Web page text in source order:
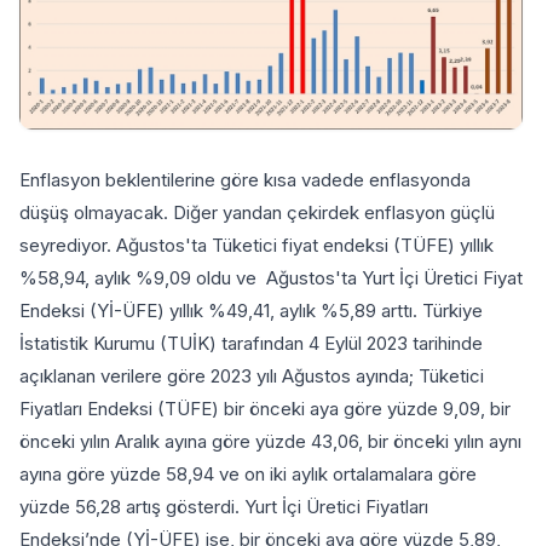
Enflasyon beklentilerine göre kısa vadede enflasyonda
düşüş olmayacak. Diğer yandan çekirdek enflasyon güçlü
seyrediyor. Ağustos'ta Tüketici fiyat endeksi (TÜFE) yıllık
%58,94, aylık %9,09 oldu ve Ağustos'ta Yurt İçi Üretici Fiyat
Endeksi (Yİ-ÜFE) yıllık %49,41, aylık %5,89 arttı. Türkiye
İstatistik Kurumu (TUİK) tarafından 4 Eylül 2023 tarihinde
açıklanan verilere göre 2023 yılı Ağustos ayında; Tüketici
Fiyatları Endeksi (TÜFE) bir önceki aya göre yüzde 9,09, bir
önceki yılın Aralık ayına göre yüzde 43,06, bir önceki yılın aynı
ayına göre yüzde 58,94 ve on iki aylık ortalamalara göre
yüzde 56,28 artış gösterdi. Yurt İçi Üretici Fiyatları
Endeksi’nde (Yİ-ÜFE) ise, bir önceki aya göre yüzde 5,89,